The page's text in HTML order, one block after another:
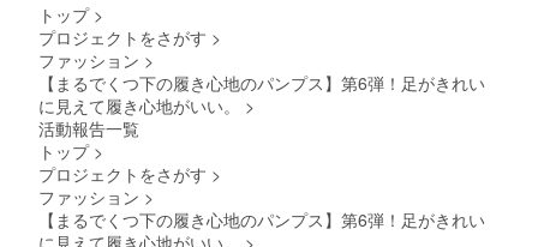
る可能
性もご
原則サ
完了し
ていた
内での
交換品
ン・仕
了承く
ださ
す。 ※
お届け
売を開
始させ
トップ >
プロジェクトをさがす >
ファッション >
【まるでくつ下の履き心地のパンプス】第6弾！足がきれい
に見えて履き心地がいい。
>
活動報告一覧
トップ >
プロジェクトをさがす >
ファッション >
【まるでくつ下の履き心地のパンプス】第6弾！足がきれい
に見えて履き心地がいい。
>